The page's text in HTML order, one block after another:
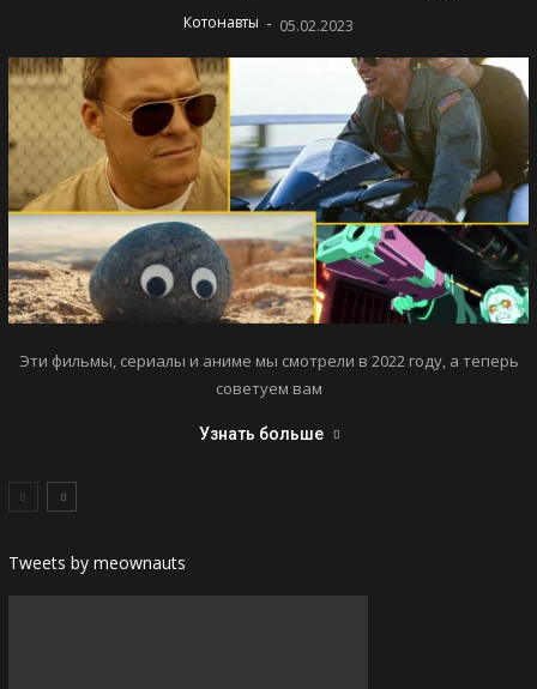
Котонавты - 05.02.2023
Эти фильмы, сериалы и аниме мы смотрели в 2022 году, а теперь
советуем вам
Узнать больше
Tweets by meownauts